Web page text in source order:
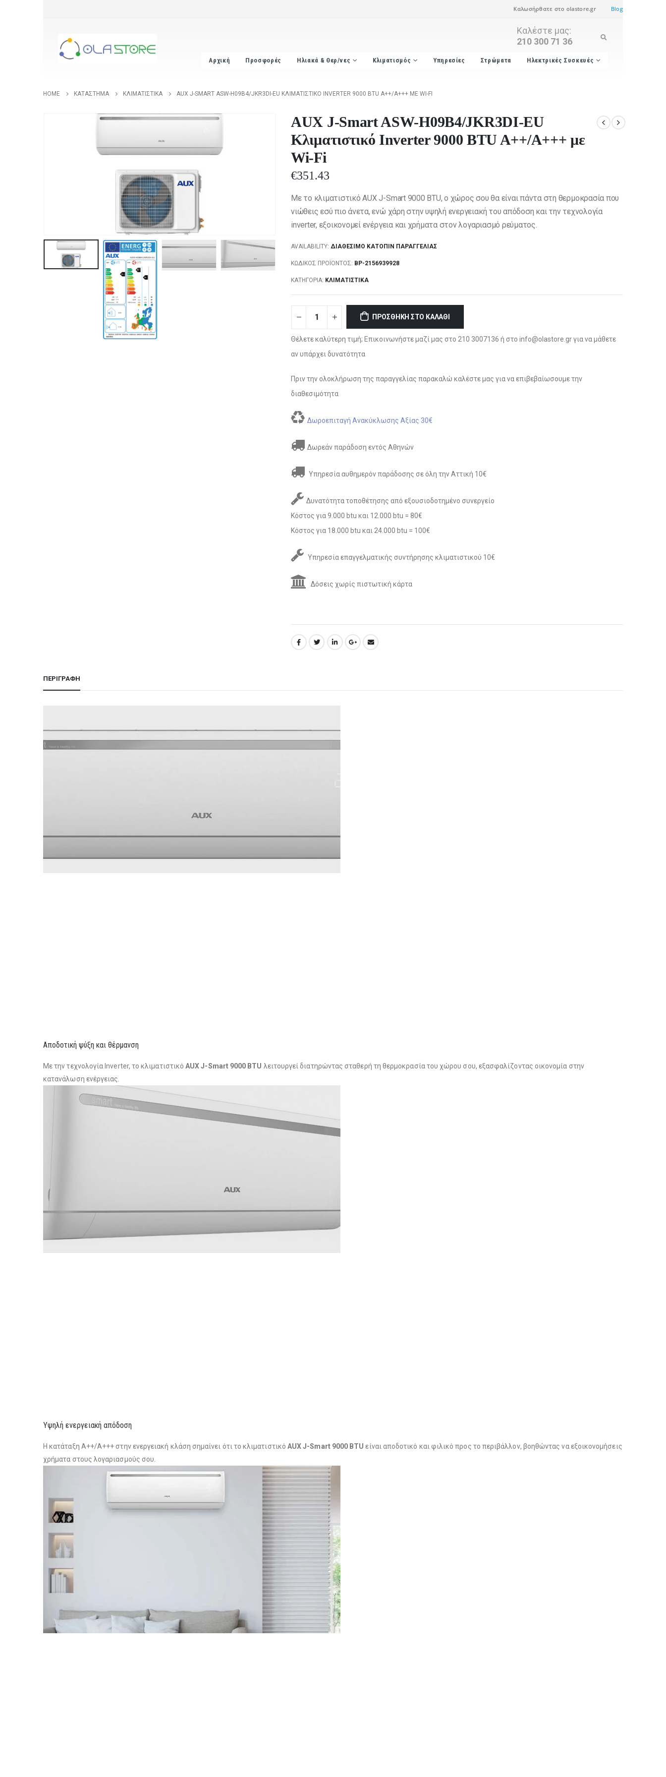
Καλωσήρθατε στο olastore.gr Blog
Καλέστε μας:
210 300 71 36
Αρχική Προσφορές Ηλιακά & Θερ/νες Κλιματισμός Υπηρεσίες Στρώματα Ηλεκτρικές Συσκευές
HOME ΚΑΤΆΣΤΗΜΑ ΚΛΙΜΑΤΙΣΤΙΚΆ AUX J-SMART ASW-H09B4/JKR3DI-EU ΚΛΙΜΑΤΙΣΤΙΚΌ INVERTER 9000 BTU A++/A+++ ΜΕ WI-FI
AUX J-Smart ASW-H09B4/JKR3DI-EU
Κλιματιστικό Inverter 9000 BTU A++/A+++ με
Wi-Fi
€351.43
Με το κλιματιστικό AUX J-Smart 9000 BTU, ο χώρος σου θα είναι πάντα στη θερμοκρασία που
νιώθεις εσύ πιο άνετα, ενώ χάρη στην υψηλή ενεργειακή του απόδοση και την τεχνολογία
inverter, εξοικονομεί ενέργεια και χρήματα στον λογαριασμό ρεύματος.
AVAILABILITY: ΔΙΑΘΈΣΙΜΟ ΚΑΤΌΠΙΝ ΠΑΡΑΓΓΕΛΊΑΣ
ΚΩΔΙΚΌΣ ΠΡΟΪΌΝΤΟΣ: BP-2156939928
ΚΑΤΗΓΟΡΊΑ: ΚΛΙΜΑΤΙΣΤΙΚΆ
ΠΡΟΣΘΉΚΗ ΣΤΟ ΚΑΛΆΘΙ
Θέλετε καλύτερη τιμή; Επικοινωνήστε μαζί μας στο 210 3007136 ή στο info@olastore.gr για να μάθετε
αν υπάρχει δυνατότητα
Πριν την ολοκλήρωση της παραγγελίας παρακαλώ καλέστε μας για να επιβεβαίωσουμε την
διαθεσιμότητα
Δωροεπιταγή Ανακύκλωσης Αξίας 30€
Δωρεάν παράδοση εντός Αθηνών
Υπηρεσία αυθημερόν παράδοσης σε όλη την Αττική 10€
Δυνατότητα τοποθέτησης από εξουσιοδοτημένο συνεργείο
Κόστος για 9.000 btu και 12.000 btu = 80€
Κόστος για 18.000 btu και 24.000 btu = 100€
Υπηρεσία επαγγελματικής συντήρησης κλιματιστικού 10€
Δόσεις χωρίς πιστωτική κάρτα
ΠΕΡΙΓΡΑΦΉ
Αποδοτική ψύξη και θέρμανση
Με την τεχνολογία Inverter, το κλιματιστικόAUX J-Smart 9000 BTU λειτουργεί διατηρώντας σταθερή τη θερμοκρασία του χώρου σου, εξασφαλίζοντας οικονομία στην
κατανάλωση ενέργειας.
Υψηλή ενεργειακή απόδοση
Η κατάταξη Α++/Α+++ στην ενεργειακή κλάση σημαίνει ότι το κλιματιστικό AUX J-Smart 9000 BTU είναι αποδοτικό και φιλικό προς το περιβάλλον, βοηθώντας να εξοικονομήσεις
χρήματα στους λογαριασμούς σου.